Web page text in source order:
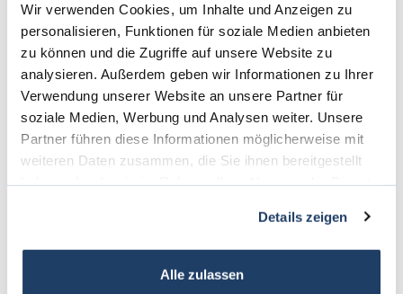
Wir verwenden Cookies, um Inhalte und Anzeigen zu
personalisieren, Funktionen für soziale Medien anbieten
zu können und die Zugriffe auf unsere Website zu
analysieren. Außerdem geben wir Informationen zu Ihrer
Verwendung unserer Website an unsere Partner für
soziale Medien, Werbung und Analysen weiter. Unsere
Partner führen diese Informationen möglicherweise mit
weiteren Daten zusammen, die Sie ihnen bereitgestellt
Details zeigen
Alle zulassen
Ansprechpartner
Info Verkauf
Telefon: 06151 - 734 75 950
Telefax: 06071 - 391 99 79
verkauf@terrakon.de